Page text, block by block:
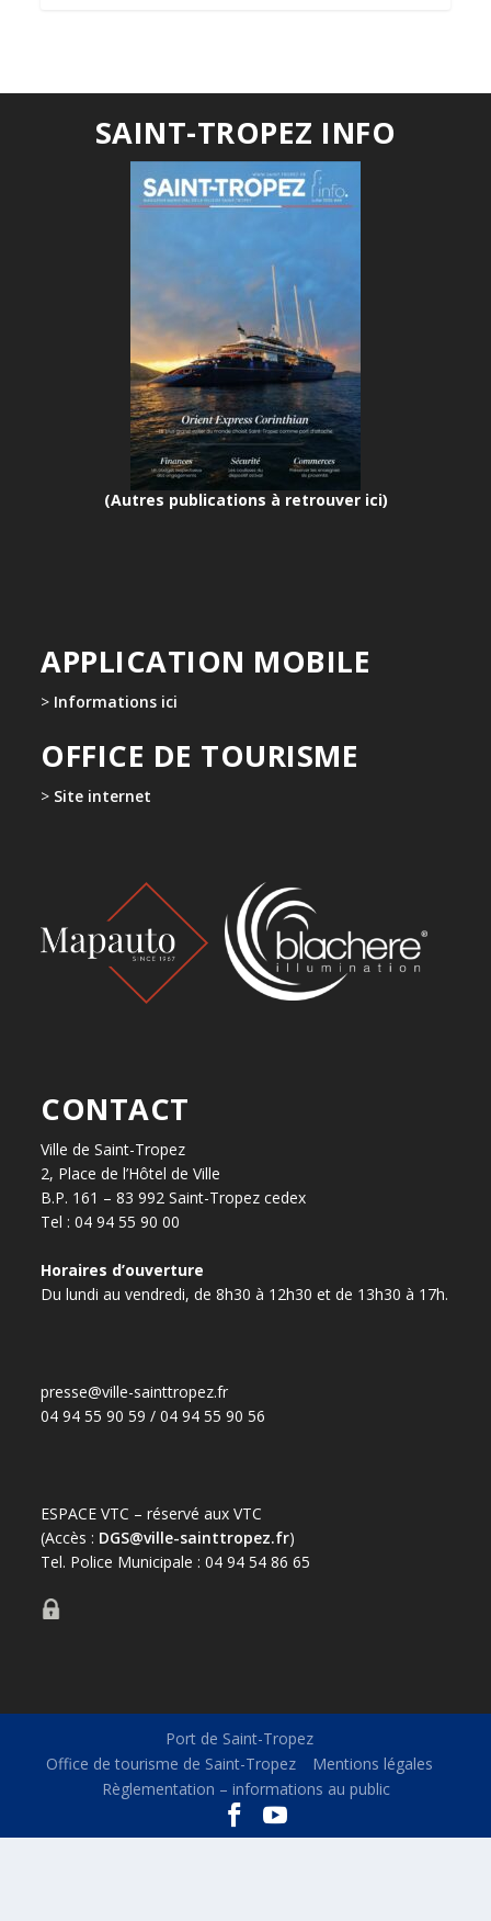
SAINT-TROPEZ INFO
(Autres publications à retrouver ici)
APPLICATION MOBILE
> Informations ici
OFFICE DE TOURISME
> Site internet
CONTACT
Ville de Saint-Tropez
2, Place de l’Hôtel de Ville
B.P. 161 – 83 992 Saint-Tropez cedex
Tel : 04 94 55 90 00
Horaires d’ouverture
Du lundi au vendredi, de 8h30 à 12h30 et de 13h30 à 17h.
presse@ville-sainttropez.fr
04 94 55 90 59 / 04 94 55 90 56
ESPACE VTC – réservé aux VTC
(Accès : DGS@ville-sainttropez.fr)
Tel. Police Municipale : 04 94 54 86 65
Port de Saint-Tropez
Office de tourisme de Saint-Tropez
Mentions légales
Règlementation – informations au public